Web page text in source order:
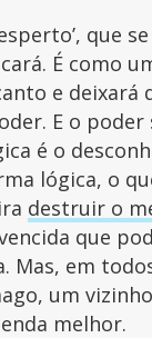
que
É como
e deixará
E o
é o
lógica, o
destruir o
que
Mas, em
um
melhor.